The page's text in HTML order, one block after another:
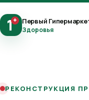
1+ Первый
Здоровья
РЕКОНСТРУКЦИЯ